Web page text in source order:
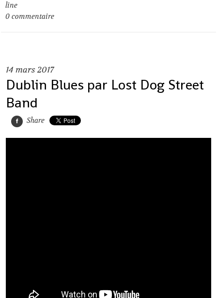
line
0 commentaire
14 mars 2017
Dublin Blues par Lost Dog Street
Band
Share